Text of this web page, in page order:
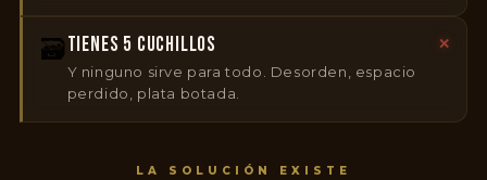
🗃️TIENES 5 CUCHILLOS
Y ninguno sirve para todo. Desorden, espacio
perdido, plata botada.
✕
LA SOLUCIÓN EXISTE